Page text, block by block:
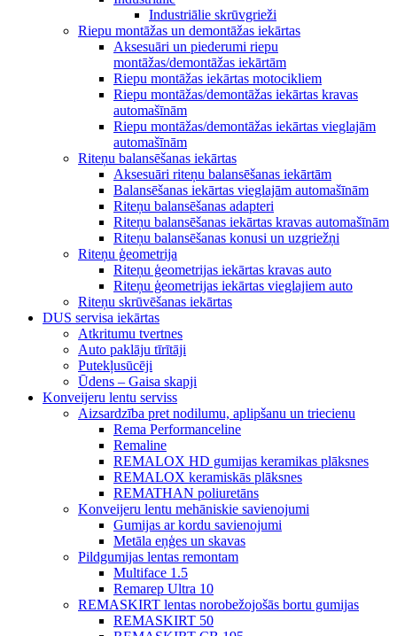
Industriālie skrūvgrieži
Riepu montāžas un demontāžas iekārtas
Aksesuāri un piederumi riepu
montāžas/demontāžas iekārtām
Riepu montāžas iekārtas motocikliem
Riepu montāžas/demontāžas iekārtas kravas
automašīnām
Riepu montāžas/demontāžas iekārtas vieglajām
automašīnām
Riteņu balansēšanas iekārtas
Aksesuāri riteņu balansēšanas iekārtām
Balansēšanas iekārtas vieglajām automašīnām
Riteņu balansēšanas adapteri
Riteņu balansēšanas iekārtas kravas automašīnām
Riteņu balansēšanas konusi un uzgriežņi
Riteņu ģeometrija
Riteņu ģeometrijas iekārtas kravas auto
Riteņu ģeometrijas iekārtas vieglajiem auto
Riteņu skrūvēšanas iekārtas
DUS servisa iekārtas
Atkritumu tvertnes
Auto paklāju tīrītāji
Putekļusūcēji
Ūdens – Gaisa skapji
Konveijeru lentu serviss
Aizsardzība pret nodilumu, aplipšanu un triecienu
Rema Performanceline
Remaline
REMALOX HD gumijas keramikas plāksnes
REMALOX keramiskās plāksnes
REMATHAN poliuretāns
Konveijeru lentu mehāniskie savienojumi
Gumijas ar kordu savienojumi
Metāla eņģes un skavas
Pildgumijas lentas remontam
Multiface 1.5
Remarep Ultra 10
REMASKIRT lentas norobežojošās bortu gumijas
REMASKIRT 50